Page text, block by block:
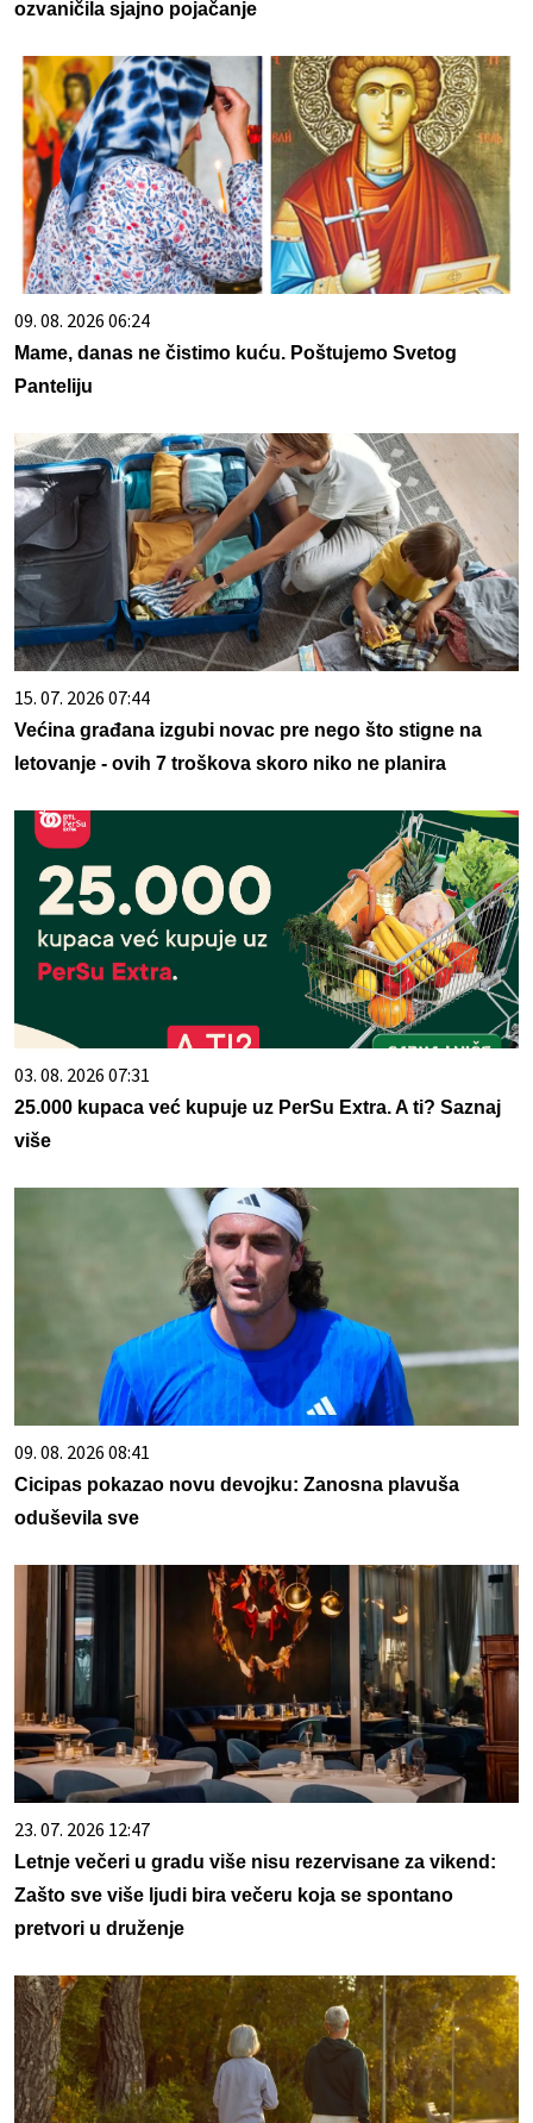
ozvaničila sjajno pojačanje
09. 08. 2026 06:24
Mame, danas ne čistimo kuću. Poštujemo Svetog
Panteliju
15. 07. 2026 07:44
Većina građana izgubi novac pre nego što stigne na
letovanje - ovih 7 troškova skoro niko ne planira
03. 08. 2026 07:31
25.000 kupaca već kupuje uz PerSu Extra. A ti? Saznaj
više
09. 08. 2026 08:41
Cicipas pokazao novu devojku: Zanosna plavuša
oduševila sve
23. 07. 2026 12:47
Letnje večeri u gradu više nisu rezervisane za vikend:
Zašto sve više ljudi bira večeru koja se spontano
pretvori u druženje